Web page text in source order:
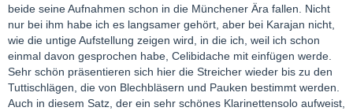
beide seine Aufnahmen schon in die Münchener Ära fallen. Nicht
nur bei ihm habe ich es langsamer gehört, aber bei Karajan nicht,
wie die untige Aufstellung zeigen wird, in die ich, weil ich schon
einmal davon gesprochen habe, Celibidache mit einfügen werde.
Sehr schön präsentieren sich hier die Streicher wieder bis zu den
Tuttischlägen, die von Blechbläsern und Pauken bestimmt werden.
Auch in diesem Satz, der ein sehr schönes Klarinettensolo aufweist,